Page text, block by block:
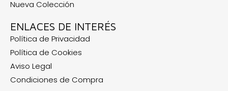
Nueva Colección
ENLACES DE INTERÉS
Política de Privacidad
Política de Cookies
Aviso Legal
Condiciones de Compra